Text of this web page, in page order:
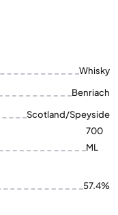
Whisky
Benriach
Scotland/Speyside
700
ML
57.4%